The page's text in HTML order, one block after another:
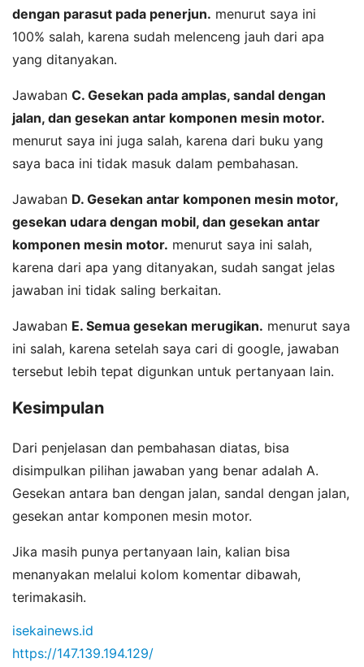
dengan parasut pada penerjun. menurut saya ini
100% salah, karena sudah melenceng jauh dari apa
yang ditanyakan.
Jawaban C. Gesekan pada amplas, sandal dengan
jalan, dan gesekan antar komponen mesin motor.
menurut saya ini juga salah, karena dari buku yang
saya baca ini tidak masuk dalam pembahasan.
Jawaban D. Gesekan antar komponen mesin motor,
gesekan udara dengan mobil, dan gesekan antar
komponen mesin motor. menurut saya ini salah,
karena dari apa yang ditanyakan, sudah sangat jelas
jawaban ini tidak saling berkaitan.
Jawaban E. Semua gesekan merugikan. menurut saya
ini salah, karena setelah saya cari di google, jawaban
tersebut lebih tepat digunkan untuk pertanyaan lain.
Kesimpulan
Dari penjelasan dan pembahasan diatas, bisa
disimpulkan pilihan jawaban yang benar adalah A.
Gesekan antara ban dengan jalan, sandal dengan jalan,
gesekan antar komponen mesin motor.
Jika masih punya pertanyaan lain, kalian bisa
menanyakan melalui kolom komentar dibawah,
terimakasih.
isekainews.id
https://147.139.194.129/